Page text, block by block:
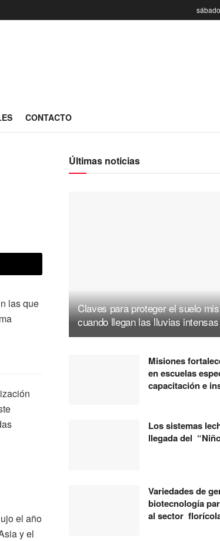
CONTACTO
las que
el año
y el
Últimas noticias
Claves para proteger el suelo
cuando llegan las lluvias intensas
Misiones
en escuelas
capacitación e
Los sistemas
llegada del
Variedades de
biotecnología
al sector